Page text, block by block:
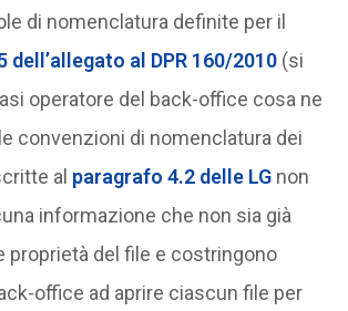
di nomenclatura definite per il
dell’allegato al DPR 160/2010(si
operatore del back-office cosa ne
convenzioni di nomenclatura dei
al paragrafo 4.2 delle LGnon
informazione che non sia già
proprietà del file e costringono
office ad aprire ciascun file per